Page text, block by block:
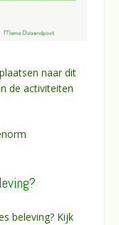
naar dit
de activiteiten
beleving? Kijk